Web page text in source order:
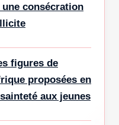
une consécration
figures de
proposées en
aux jeunes